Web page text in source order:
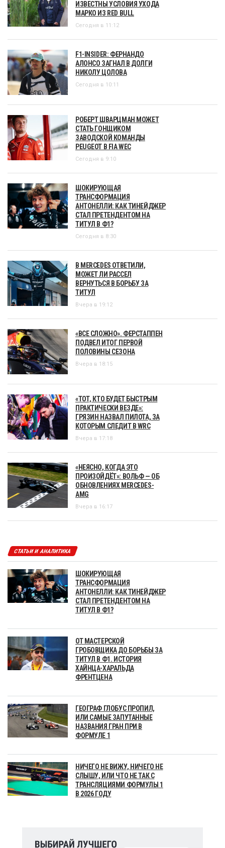
ИЗВЕСТНЫ УСЛОВИЯ УХОДА
МАРКО ИЗ RED BULL
Сегодня в 11:12
F1-INSIDER: ФЕРНАНДО
АЛОНСО ЗАГНАЛ В ДОЛГИ
НИКОЛУ ЦОЛОВА
Сегодня в 10:11
РОБЕРТ ШВАРЦМАН МОЖЕТ
СТАТЬ ГОНЩИКОМ
ЗАВОДСКОЙ КОМАНДЫ
PEUGEOT В FIA WEC
Сегодня в 9:10
ШОКИРУЮЩАЯ
ТРАНСФОРМАЦИЯ
АНТОНЕЛЛИ: КАК ТИНЕЙДЖЕР
СТАЛ ПРЕТЕНДЕНТОМ НА
ТИТУЛ В Ф1?
Сегодня в 8:30
В MERCEDES ОТВЕТИЛИ,
МОЖЕТ ЛИ РАССЕЛ
ВЕРНУТЬСЯ В БОРЬБУ ЗА
ТИТУЛ
Вчера в 19:12
«ВСЕ СЛОЖНО». ФЕРСТАППЕН
ПОДВЕЛ ИТОГ ПЕРВОЙ
ПОЛОВИНЫ СЕЗОНА
Вчера в 18:15
«ТОТ, КТО БУДЕТ БЫСТРЫМ
ПРАКТИЧЕСКИ ВЕЗДЕ»:
ГРЯЗИН НАЗВАЛ ПИЛОТА, ЗА
КОТОРЫМ СЛЕДИТ В WRC
Вчера в 17:18
«НЕЯСНО, КОГДА ЭТО
ПРОИЗОЙДЁТ»: ВОЛЬФ — ОБ
ОБНОВЛЕНИЯХ MERCEDES-
AMG
Вчера в 16:17
СТАТЬИ И АНАЛИТИКА
ШОКИРУЮЩАЯ
ТРАНСФОРМАЦИЯ
АНТОНЕЛЛИ: КАК ТИНЕЙДЖЕР
СТАЛ ПРЕТЕНДЕНТОМ НА
ТИТУЛ В Ф1?
ОТ МАСТЕРСКОЙ
ГРОБОВЩИКА ДО БОРЬБЫ ЗА
ТИТУЛ В Ф1. ИСТОРИЯ
ХАЙНЦА-ХАРАЛЬДА
ФРЕНТЦЕНА
ГЕОГРАФ ГЛОБУС ПРОПИЛ,
ИЛИ САМЫЕ ЗАПУТАННЫЕ
НАЗВАНИЯ ГРАН ПРИ В
ФОРМУЛЕ 1
НИЧЕГО НЕ ВИЖУ, НИЧЕГО НЕ
СЛЫШУ, ИЛИ ЧТО НЕ ТАК С
ТРАНСЛЯЦИЯМИ ФОРМУЛЫ 1
В 2026 ГОДУ